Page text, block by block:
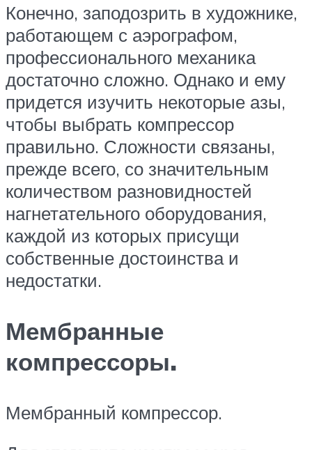
Конечно, заподозрить в художнике,
работающем с аэрографом,
профессионального механика
достаточно сложно. Однако и ему
придется изучить некоторые азы,
чтобы выбрать компрессор
правильно. Сложности связаны,
прежде всего, со значительным
количеством разновидностей
нагнетательного оборудования,
каждой из которых присущи
собственные достоинства и
недостатки.
Мембранные
компрессоры.
Мембранный компрессор.